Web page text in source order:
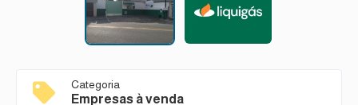
Categoria
Empresas à venda